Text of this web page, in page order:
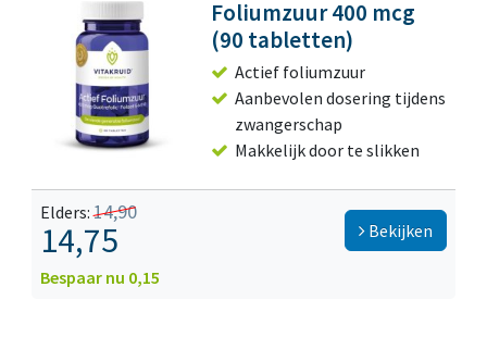
Foliumzuur 400 mcg
(90 tabletten)
Actief foliumzuur
Aanbevolen dosering tijdens
zwangerschap
Makkelijk door te slikken
Elders:14,90
14,75
Bespaar nu 0,15
Bekijken